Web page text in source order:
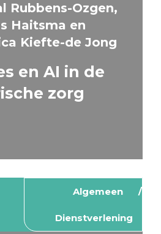
Rubbens-Ozgen,
Haitsma en
Kiefte-de Jong
en AI in de
zorg
Algemeen
Dienstverlening